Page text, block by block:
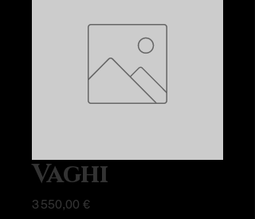
Vaghi
3 550,00 €Prix